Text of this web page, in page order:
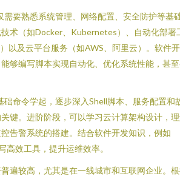
需要熟悉系统管理、网络配置、安全防护等基
术（如Docker、Kubernetes）、自动化部署
以及云平台服务（如AWS、阿里云）。软件
够编写脚本实现自动化、优化系统性能，甚
础命令学起，逐步深入Shell脚本、服务配置和
键。进阶阶段，可以学习云计算架构设计，
告警系统的搭建。结合软件开发知识，例如
效工具，提升运维效率。
遍较高，尤其是在一线城市和互联网企业。